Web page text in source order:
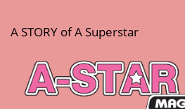
A STORY of A Superstar